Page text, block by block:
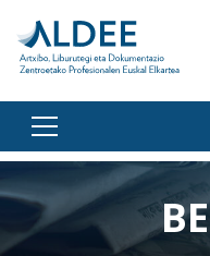
Zuzenean edukira joan